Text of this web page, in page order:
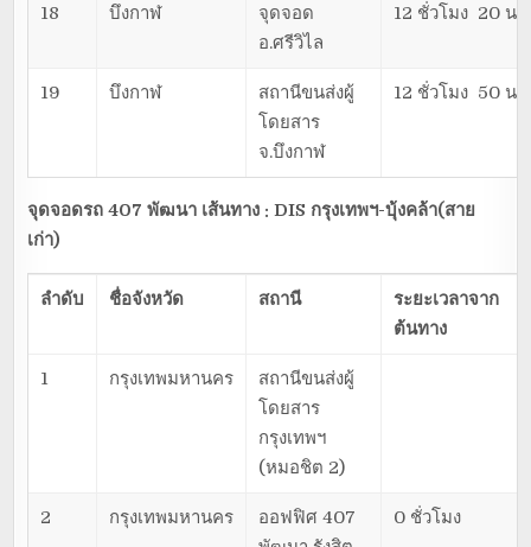
18 บึงกาฬ
จุดจอด
อ.ศรีวิไล
12 ชั่วโมง 20 น
19 บึงกาฬ
สถานีขนส่งผู้
โดยสาร
จ.บึงกาฬ
12 ชั่วโมง 50 น
จุดจอดรถ 407 พัฒนา เส้นทาง : DIS กรุงเทพฯ-บุ้งคล้า(สาย
เก่า)
ลำดับ ชื่อจังหวัด สถานี
ระยะเวลาจาก
ต้นทาง
1 กรุงเทพมหานคร
สถานีขนส่งผู้
โดยสาร
กรุงเทพฯ
(หมอชิต 2)
2 กรุงเทพมหานคร
ออฟฟิศ 407
0 ชั่วโมง